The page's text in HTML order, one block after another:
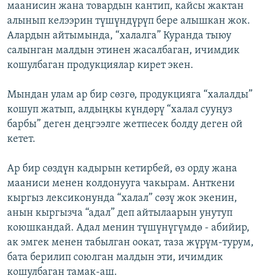
маанисин жана товардын кантип, кайсы жактан
алынып келээрин түшүндүрүп бере алышкан жок.
Алардын айтымында, “халалга” Куранда тыюу
салынган малдын этинен жасалбаган, ичимдик
кошулбаган продукциялар кирет экен.
Мындан улам ар бир сөзгө, продукцияга “халалды”
кошуп жатып, алдыңкы күндөрү “халал сууңуз
барбы” деген деңгээлге жетпесек болду деген ой
кетет.
Ар бир сөздүн кадырын кетирбей, өз орду жана
мааниси менен колдонууга чакырам. Анткени
кыргыз лексиконунда “халал” сөзү жок экенин,
анын кыргызча “адал” деп айтылаарын унутуп
коюшкандай. Адал менин түшүнүгүмдө - абийир,
ак эмгек менен табылган оокат, таза жүрүм-турум,
бата берилип союлган малдын эти, ичимдик
кошулбаган тамак-аш.